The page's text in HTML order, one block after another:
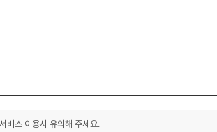
비스 이용시 유의해 주세요.